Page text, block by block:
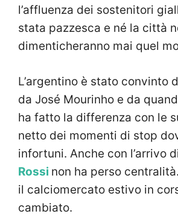
l’affluenza dei sostenitori
stata pazzesca e né la città
dimenticheranno mai quel
L’argentino è stato convinto
da José Mourinho e da
ha fatto la differenza con le
netto dei momenti di stop
infortuni. Anche con l’arrivo
Rossi non ha perso
il calciomercato estivo in
cambiato.